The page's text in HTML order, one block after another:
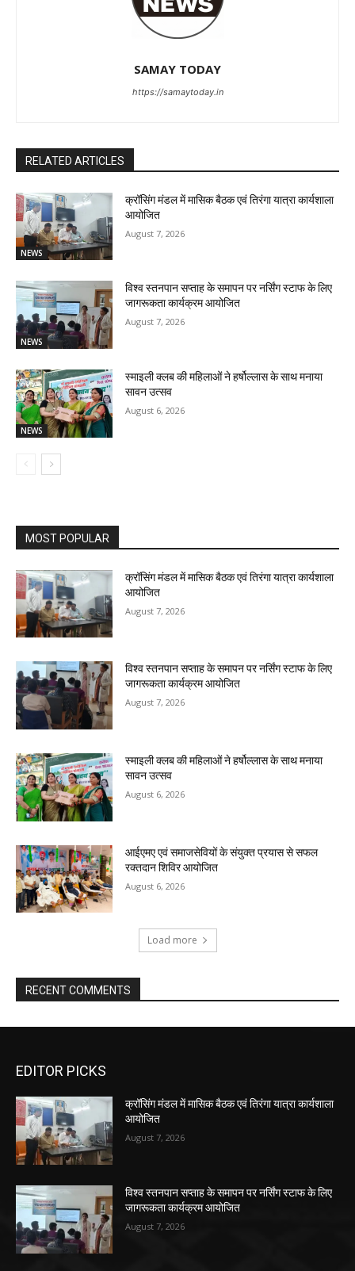
SAMAY TODAY
https://samaytoday.in
RELATED ARTICLES
NEWS
क्रॉसिंग मंडल में मासिक बैठक एवं तिरंगा यात्रा कार्यशाला
आयोजित
August 7, 2026
NEWS
विश्व स्तनपान सप्ताह के समापन पर नर्सिंग स्टाफ के लिए
जागरूकता कार्यक्रम आयोजित
August 7, 2026
NEWS
स्माइली क्लब की महिलाओं ने हर्षोल्लास के साथ मनाया
सावन उत्सव
August 6, 2026
MOST POPULAR
क्रॉसिंग मंडल में मासिक बैठक एवं तिरंगा यात्रा कार्यशाला
आयोजित
August 7, 2026
विश्व स्तनपान सप्ताह के समापन पर नर्सिंग स्टाफ के लिए
जागरूकता कार्यक्रम आयोजित
August 7, 2026
स्माइली क्लब की महिलाओं ने हर्षोल्लास के साथ मनाया
सावन उत्सव
August 6, 2026
आईएमए एवं समाजसेवियों के संयुक्त प्रयास से सफल
रक्तदान शिविर आयोजित
August 6, 2026
Load more
RECENT COMMENTS
EDITOR PICKS
क्रॉसिंग मंडल में मासिक बैठक एवं तिरंगा यात्रा कार्यशाला
आयोजित
August 7, 2026
विश्व स्तनपान सप्ताह के समापन पर नर्सिंग स्टाफ के लिए
जागरूकता कार्यक्रम आयोजित
August 7, 2026